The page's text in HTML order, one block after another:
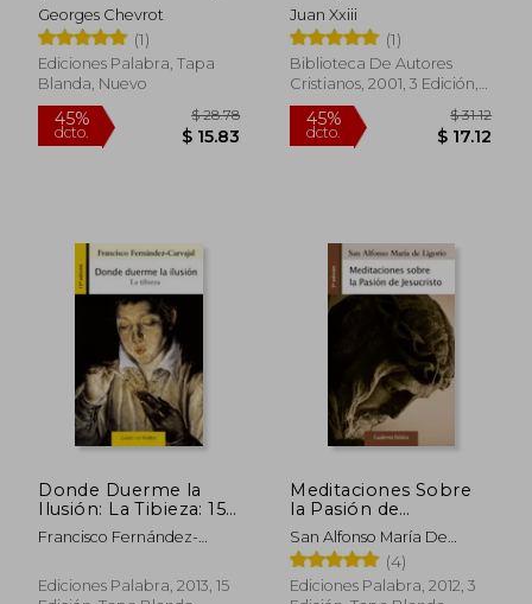
45% $ 52.43 45%
Georges Chevrot
(1)
Ediciones Palabra, Tapa
Blanda, Nuevo
Sistemática de 914
Pasajes de su Legado
Doctrinal (Minor)
Juan Xxiii
(1)
Biblioteca De Autores
Cristianos, 2001, 3 Edición,
Tapa Dura, Nuevo
Donde Duerme la
Ilusión: La Tibieza: 150
(Cuadernos Palabra)
Francisco Fernández-
Ediciones Palabra, 2013, 15
Meditaciones Sobre
la Pasión de
Jesucristo
San Alfonso María De
Ligorio
(4)
Ediciones Palabra, 2012, 3